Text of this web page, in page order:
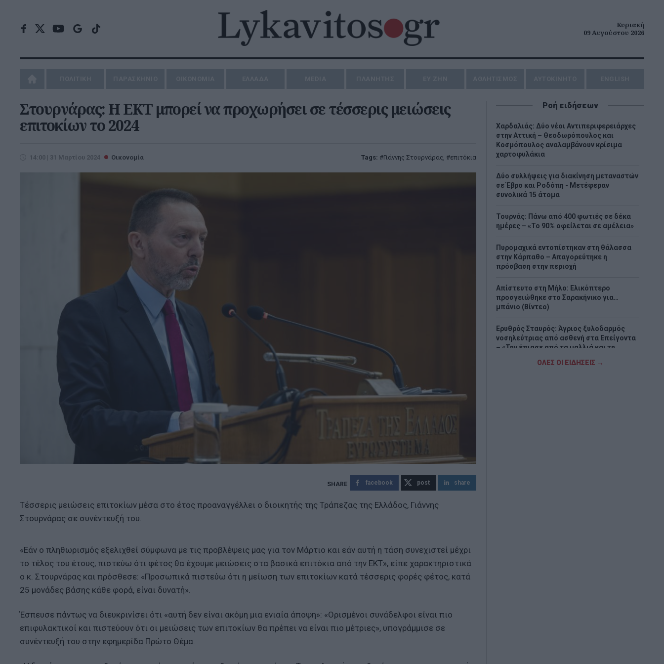
Κυριακή
09 Αυγούστου 2026
Στουρνάρας: Η ΕΚΤ μπορεί να προχωρήσει σε τέσσερις μειώσεις
επιτοκίων το 2024
14:00 | 31 Μαρτίου 2024 Οικονομία Tags: Γιάννης Στουρνάρας, επιτόκια
facebook post share
Τέσσερις μειώσεις επιτοκίων μέσα στο έτος προαναγγέλλει ο διοικητής της Τράπεζας της Ελλάδος, Γιάννης
Στουρνάρας σε συνέντευξή του.
«Εάν ο πληθωρισμός εξελιχθεί σύμφωνα με τις προβλέψεις μας για τον Μάρτιο και εάν αυτή η τάση συνεχιστεί μέχρι
το τέλος του έτους, πιστεύω ότι φέτος θα έχουμε μειώσεις στα βασικά επιτόκια από την ΕΚΤ», είπε χαρακτηριστικά
ο κ. Στουρνάρας και πρόσθεσε: «Προσωπικά πιστεύω ότι η μείωση των επιτοκίων κατά τέσσερις φορές φέτος, κατά
25 μονάδες βάσης κάθε φορά, είναι δυνατή».
Έσπευσε πάντως να διευκρινίσει ότι «αυτή δεν είναι ακόμη μια ενιαία άποψη»: «Ορισμένοι συνάδελφοι είναι πιο
επιφυλακτικοί και πιστεύουν ότι οι μειώσεις των επιτοκίων θα πρέπει να είναι πιο μέτριες», υπογράμμισε σε
συνέντευξή του στην εφημερίδα Πρώτο Θέμα.
Ροή ειδήσεων
Χαρδαλιάς: Δύο νέοι Αντιπεριφερειάρχες
στην Αττική – Θεοδωρόπουλος και
Κοσμόπουλος αναλαμβάνουν κρίσιμα
χαρτοφυλάκια
Δύο συλλήψεις για διακίνηση μεταναστών
σε Έβρο και Ροδόπη - Μετέφεραν
συνολικά 15 άτομα
Τουρνάς: Πάνω από 400 φωτιές σε δέκα
ημέρες – «Το 90% οφείλεται σε αμέλεια»
Πυρομαχικά εντοπίστηκαν στη θάλασσα
στην Κάρπαθο – Απαγορεύτηκε η
πρόσβαση στην περιοχή
Απίστευτο στη Μήλο: Ελικόπτερο
προσγειώθηκε στο Σαρακήνικο για…
μπάνιο (Βίντεο)
Ερυθρός Σταυρός: Άγριος ξυλοδαρμός
νοσηλεύτριας από ασθενή στα Επείγοντα
– «Την έπιασε από τα μαλλιά και τη
ΟΛΕΣ ΟΙ ΕΙΔΗΣΕΙΣ →